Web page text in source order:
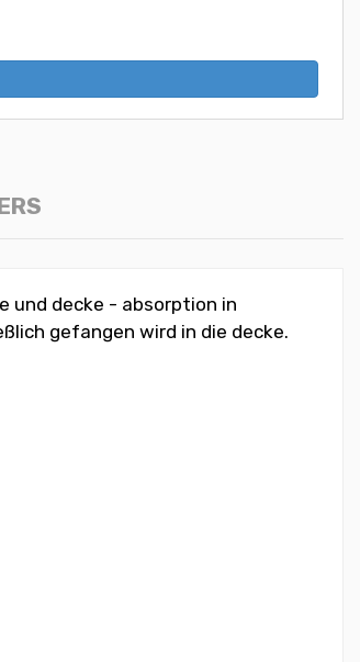
und decke - absorption in
gefangen wird in die decke.